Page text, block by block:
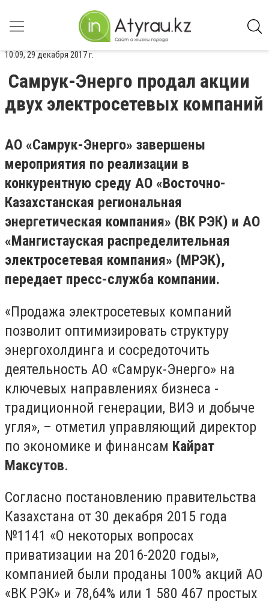
10:09, 29 декабря 2017 г.
Самрук-Энерго продал акции
двух электросетевых компаний
АО «Самрук-Энерго» завершены
мероприятия по реализации в
конкурентную среду АО «Восточно-
Казахстанская региональная
энергетическая компания» (ВК РЭК) и АО
«Мангистауская распределительная
электросетевая компания» (МРЭК),
передает пресс-служба компании.
«Продажа электросетевых компаний
позволит оптимизировать структуру
энергохолдинга и сосредоточить
деятельность АО «Самрук-Энерго» на
ключевых направлениях бизнеса -
традиционной генерации, ВИЭ и добыче
угля», – отметил управляющий директор
по экономике и финансам Кайрат
Максутов.
Согласно постановлению правительства
Казахстана от 30 декабря 2015 года
№1141 «О некоторых вопросах
приватизации на 2016-2020 годы»,
компанией были проданы 100% акций АО
«ВК РЭК» и 78,64% или 1 580 467 простых